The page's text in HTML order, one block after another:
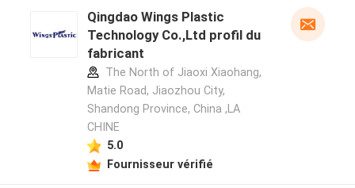
Qingdao Wings Plastic
Technology Co.,Ltd profil du
fabricant
The North of Jiaoxi Xiaohang,
Matie Road, Jiaozhou City,
Shandong Province, China ,LA
CHINE
5.0
Fournisseur vérifié